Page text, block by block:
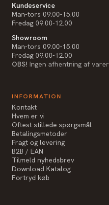
Kundeservice
Man-tors 09.00-15.00
Fredag 09.00-12.00
Showroom
Man-tors 09.00-15.00
Fredag 09.00-12.00
OBS! Ingen afhentning af varer
INFORMATION
Kontakt
Hvem er vi
Oftest stillede spørgsmål
Betalingsmetoder
Fragt og levering
B2B / EAN
Tilmeld nyhedsbrev
Download Katalog
Fortryd køb